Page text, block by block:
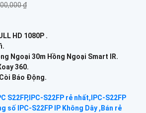
₫
HD 1080P .
Ngoại 30m Hồng Ngoại Smart IR.
360.
Báo Động.